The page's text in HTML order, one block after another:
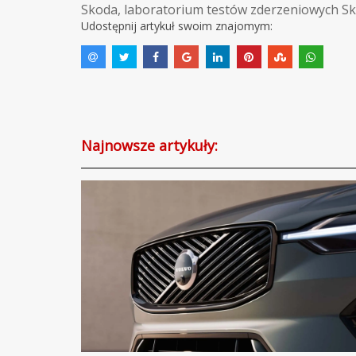
Skoda, laboratorium testów zderzeniowych
Udostępnij artykuł swoim znajomym:
Najnowsze artykuły: